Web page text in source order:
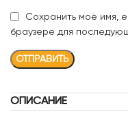
Сохранить моё имя,
браузере для
ОПИСАНИЕ